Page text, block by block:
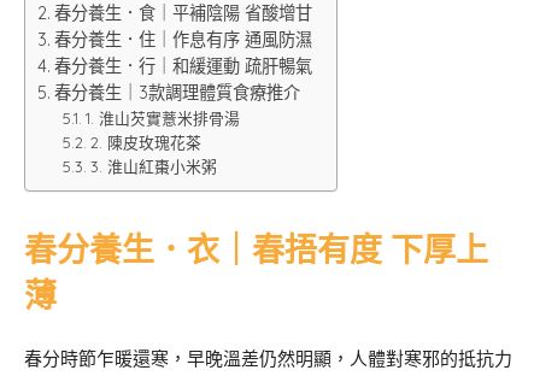
春分養生．食｜平補陰陽 省酸增甘
春分養生．住｜作息有序 通風防濕
春分養生．行｜和緩運動 疏肝暢氣
春分養生｜3款調理體質食療推介
1. 淮山芡實薏米排骨湯
2. 陳皮玫瑰花茶
3. 淮山紅棗小米粥
春分養生．衣｜春捂有度 下厚上
薄
春分時節乍暖還寒，早晚溫差仍然明顯，人體對寒邪的抵抗力